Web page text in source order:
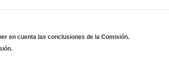
en cuenta las conclusiones de la Comisión.